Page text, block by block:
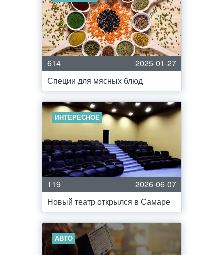
614
2025-01-27
Специи для мясных блюд
ИНТЕРЕСНОЕ
119
2026-06-07
Новый театр открылся в Самаре
АВТО